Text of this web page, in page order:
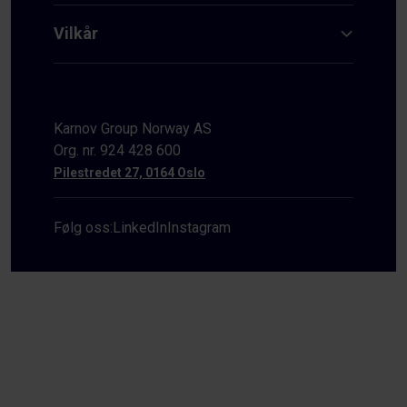
Vilkår
Karnov Group Norway AS
Org. nr. 924 428 600
Pilestredet 27, 0164 Oslo
Følg oss:LinkedInInstagram